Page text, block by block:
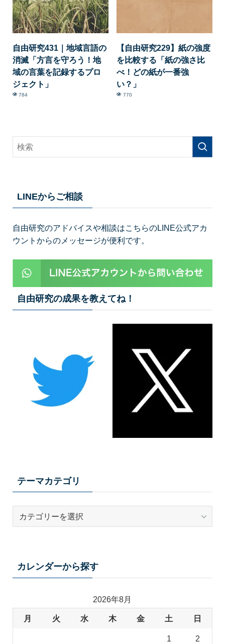
自由研究431｜地域言語の
消滅「方言を守ろう！地
域の言葉を記録するプロ
ジェクト」
784
【自由研究229】紙の強度
を比較する「紙の強さ比
べ！どの紙が一番強
い？」
770
LINEからご相談
自由研究のアドバイスや相談はこちらのLINE公式アカ
ウントからのメッセージが便利です。
自由研究の成果を教えてね！
テーマカテゴリ
カレンダーから探す
2026年8月
月 火 水 木 金 土 日
1 2